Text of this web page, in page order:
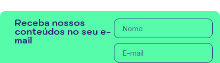
Receba nossos
conteúdos no seu e-
mail